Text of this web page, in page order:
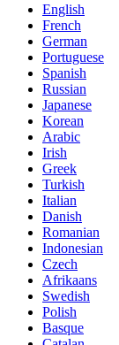
English
French
German
Portuguese
Spanish
Russian
Japanese
Korean
Arabic
Irish
Greek
Turkish
Italian
Danish
Romanian
Indonesian
Czech
Afrikaans
Swedish
Polish
Basque